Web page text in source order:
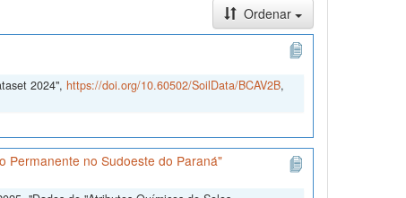
Ordenar
2024", https://doi.org/10.60502/SoilData/BCAV2B,
Permanente no Sudoeste do Paraná"